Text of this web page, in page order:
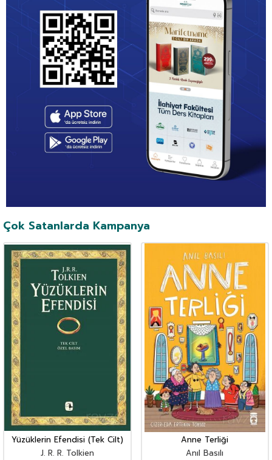
Çok Satanlarda Kampanya
Yüzüklerin Efendisi (Tek Cilt)
J. R. R. Tolkien
Anne Terliği
Anıl Basılı